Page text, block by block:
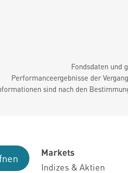
Fondsdaten und
Performanceergebnisse der
sind nach den
Markets
Indizes & Aktien